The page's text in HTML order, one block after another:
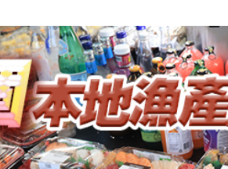
車路士主帥星將粉嶺揮桿 為香港行畫圓滿句號
鋼廠走向破產重組 逾1500工人或
預算申請近9萬億日圓創新高 應對
相約深圳，見證奇蹟 「熱帶雨林」文藝生
迅速降溫 美元指數跌至兩個月低位